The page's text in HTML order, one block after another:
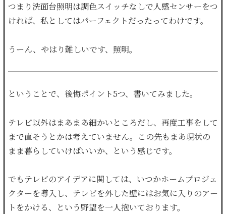
つまり洗面台照明は調色スイッチなしで人感センサーをつ
ければ、私としてはパーフェクトだったってわけです。
うーん、やはり難しいです、照明。
ということで、後悔ポイント5つ、書いてみました。
テレビ以外はまあまあ細かいところだし、再度工事をして
まで直そうとかは考えていません。この先もまあ現状の
まま暮らしていけばいいか、という感じです。
でもテレビのアイデアに関しては、いつかホームプロジェ
クターを導入し、テレビを外した壁にはお気に入りのアー
トをかける、という野望を一人抱いております。